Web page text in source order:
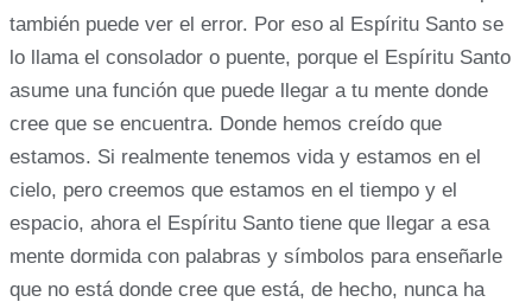
también puede ver el error. Por eso al Espíritu Santo se
lo llama el consolador o puente, porque el Espíritu Santo
asume una función que puede llegar a tu mente donde
cree que se encuentra. Donde hemos creído que
estamos. Si realmente tenemos vida y estamos en el
cielo, pero creemos que estamos en el tiempo y el
espacio, ahora el Espíritu Santo tiene que llegar a esa
mente dormida con palabras y símbolos para enseñarle
que no está donde cree que está, de hecho, nunca ha